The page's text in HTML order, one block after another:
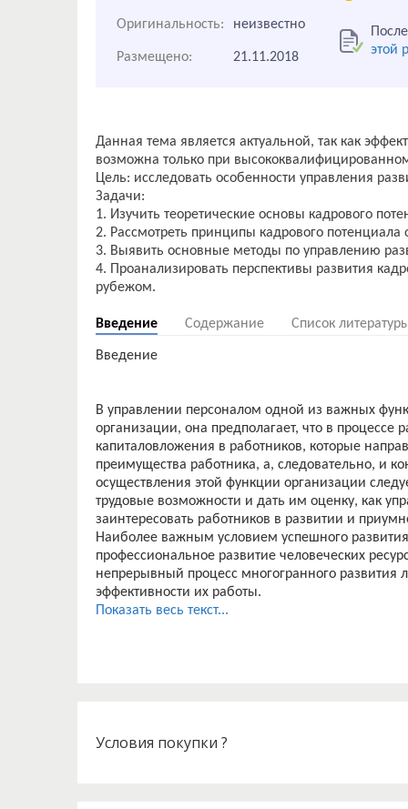
Оригинальность: неизвестно
этой
Размещено: 21.11.2018
Данная тема является актуальной, так как
возможна только при
Цель: исследовать особенности управления
Задачи:
1. Изучить теоретические основы кадрового
2. Рассмотреть принципы кадрового потенциала
3. Выявить основные методы по управлению
4. Проанализировать перспективы развития
Введение Содержание Список
Введение
В управлении персоналом одной из важных
организации, она предполагает, что в процессе
капиталовложения в работников, которые
преимущества работника, а, следовательно, и
осуществления этой функции организации
трудовые возможности и дать им оценку, как
заинтересовать работников в развитии и
Наиболее важным условием успешного
профессиональное развитие человеческих
непрерывный процесс многогранного развития
эффективности их работы.
Перед руководителями и службой управления
максимальной прибыли и снижение затрат.
Так, сейчас на первый план выдвигается
Показать весь текст...
Условия покупки ?